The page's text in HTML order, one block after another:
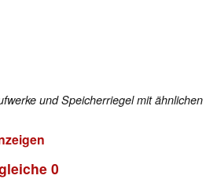
und Speicherriegel mit ähnlichen
0